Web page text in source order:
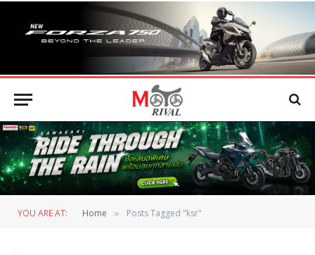
YOU ARE AT: Home » Posts Tagged "ksr"